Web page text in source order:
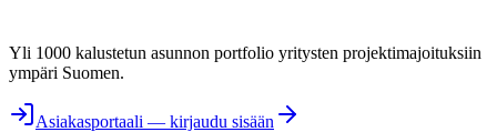
Yli 1000 kalustetun asunnon portfolio yritysten projektimajoituksiin
ympäri Suomen.
Asiakasportaali — kirjaudu sisään